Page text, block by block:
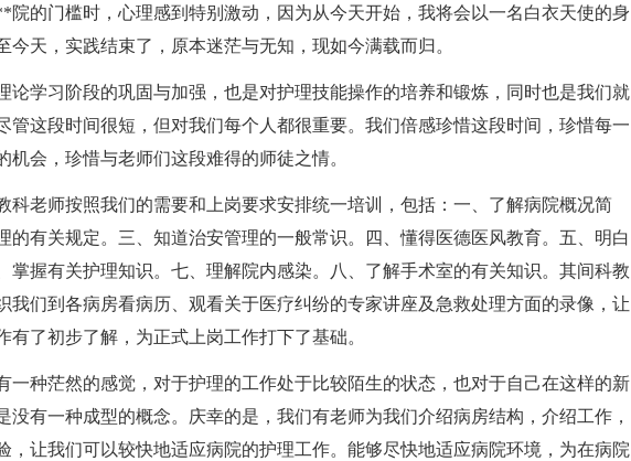
院的门槛时，心理感到特别激动，因为从今天开始，我将会以一名白衣天使的身
今天，实践结束了，原本迷茫与无知，现如今满载而归。
学习阶段的巩固与加强，也是对护理技能操作的培养和锻炼，同时也是我们就
管这段时间很短，但对我们每个人都很重要。我们倍感珍惜这段时间，珍惜每一
机会，珍惜与老师们这段难得的师徒之情。
老师按照我们的需要和上岗要求安排统一培训，包括：一、了解病院概况简
的有关规定。三、知道治安管理的一般常识。四、懂得医德医风教育。五、明白
掌握有关护理知识。七、理解院内感染。八、了解手术室的有关知识。其间科教
我们到各病房看病历、观看关于医疗纠纷的专家讲座及急救处理方面的录像，让
有了初步了解，为正式上岗工作打下了基础。
种茫然的感觉，对于护理的工作处于比较陌生的状态，也对于自己在这样的新
没有一种成型的概念。庆幸的是，我们有老师为我们介绍病房结构，介绍工作，
，让我们可以较快地适应病院的护理工作。能够尽快地适应病院环境，为在病院